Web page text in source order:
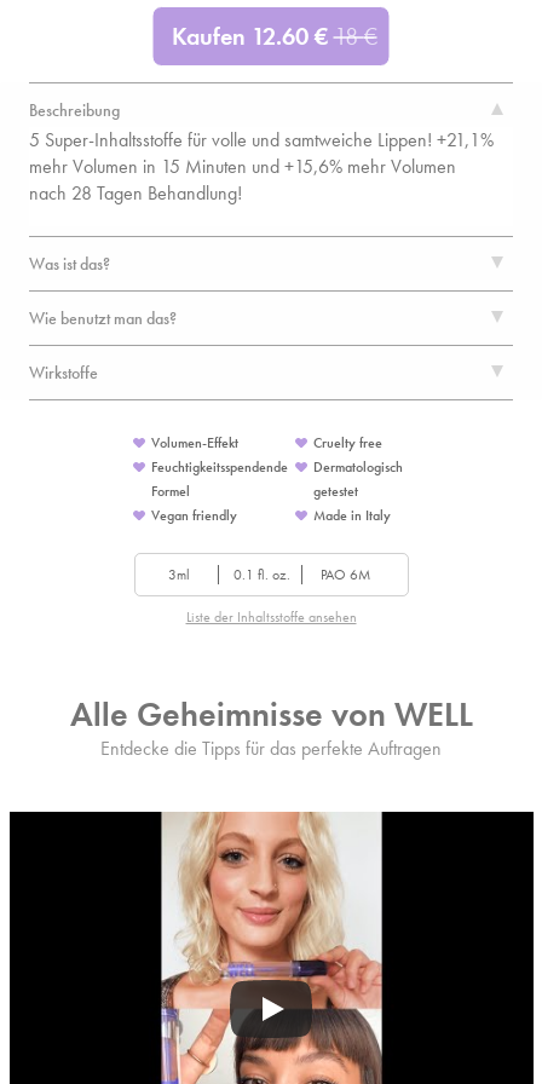
Kaufen 12.60 €18€
Beschreibung
5 Super-Inhaltsstoffe für volle und samtweiche Lippen! +21,1%
mehr Volumen in 15 Minuten und +15,6% mehr Volumen
nach 28 Tagen Behandlung!
Was ist das?
Wie benutzt man das?
Wirkstoffe
Volumen-Effekt
Feuchtigkeitsspendende
Formel
Vegan friendly
Cruelty free
Dermatologisch
getestet
Made in Italy
3ml 0.1 fl. oz. PAO 6M
Liste der Inhaltsstoffe ansehen
Alle Geheimnisse von WELL
Entdecke die Tipps für das perfekte Auftragen